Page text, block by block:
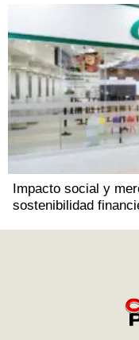
Impacto social y
sostenibilidad